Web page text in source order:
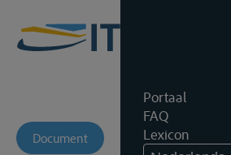
Portaal
FAQ
Lexicon
Document